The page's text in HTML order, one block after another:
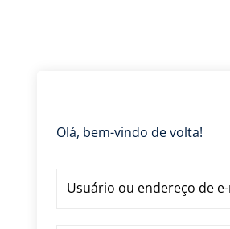
Olá, bem-vindo de volta!